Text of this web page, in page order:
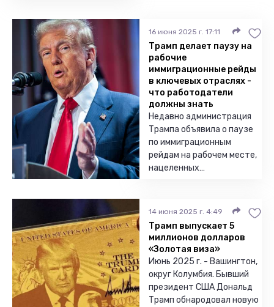
16 июня 2025 г. 17:11
Трамп делает паузу на
рабочие
иммиграционные рейды
в ключевых отраслях -
что работодатели
должны знать
Недавно администрация
Трампа объявила о паузе
по иммиграционным
рейдам на рабочем месте,
нацеленных…
14 июня 2025 г. 4:49
Трамп выпускает 5
миллионов долларов
«Золотая виза»
Июнь 2025 г. - Вашингтон,
округ Колумбия. Бывший
президент США Дональд
Трамп обнародовал новую